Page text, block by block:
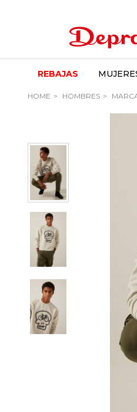
REBAJAS
HOME HOMBRES